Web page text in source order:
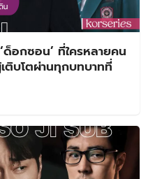
ด็อกซอน’ ที่ใครหลายคน
บโตผ่านทุกบทบาทที่